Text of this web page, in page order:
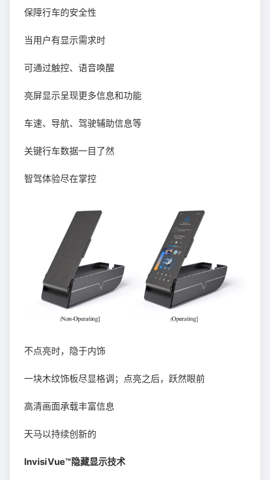
保障行车的安全性
当用户有显示需求时
可通过触控、语音唤醒
亮屏显示呈现更多信息和功能
车速、导航、驾驶辅助信息等
关键行车数据一目了然
智驾体验尽在掌控
不点亮时，隐于内饰
一块木纹饰板尽显格调；点亮之后，跃然眼前
高清画面承载丰富信息
天马以持续创新的
InvisiVue™隐藏显示技术